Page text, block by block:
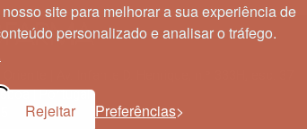
site para melhorar a sua experiência de
personalizado e analisar o tráfego.
Rejeitar Preferências
| Portugal